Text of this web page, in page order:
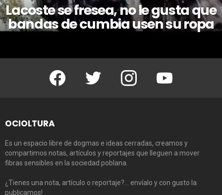
Lacoste se fresea, no le gusta que
bandas de cumbia usen su ropa
Facebook Twitter Instagram Youtube
OCIOLTURA
Es un espacio libre de dogmas e ideas cerradas, creamos y
compartimos notas, artículos y reportajes que lleguen a mover
fibras sensibles en la sociedad poblana.
¿Tienes una nota, artículo o reportaje?… envíalo y con gusto la
publicamos!